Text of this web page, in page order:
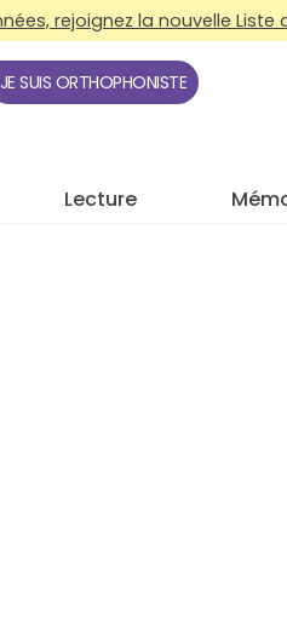
rejoignez la nouvelle Liste
JE SUIS ORTHOPHONISTE
Lecture